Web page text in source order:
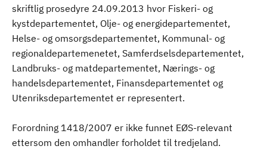
skriftlig prosedyre 24.09.2013 hvor Fiskeri- og
kystdepartementet, Olje- og energidepartementet,
Helse- og omsorgsdepartementet, Kommunal- og
regionaldepartemenetet, Samferdselsdepartementet,
Landbruks- og matdepartementet, Nærings- og
handelsdepartementet, Finansdepartementet og
Utenriksdepartementet er representert.
Forordning 1418/2007 er ikke funnet EØS-relevant
ettersom den omhandler forholdet til tredjeland.